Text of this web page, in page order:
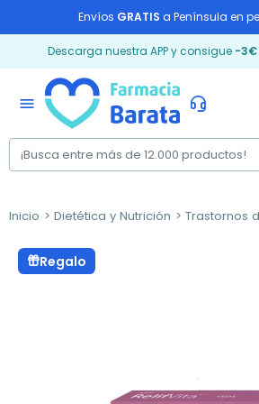
Envíos GRATIS a Península en
Descarga nuestra APP y consigue -3€
menu
Inicio Dietética y Nutrición Trastornos
Regalo